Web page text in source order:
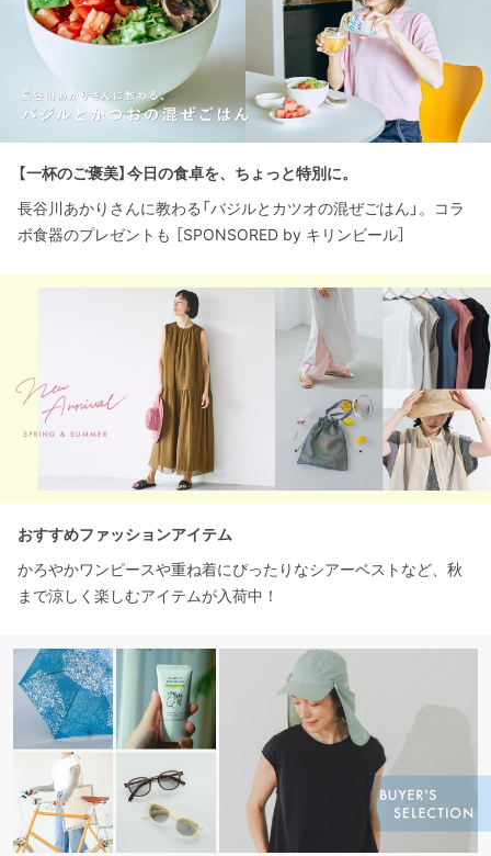
【一杯のご褒美】今日の食卓を、ちょっと特別に。
長谷川あかりさんに教わる「バジルとカツオの混ぜごはん」。コラ
ボ食器のプレゼントも ［SPONSORED by キリンビール］
おすすめファッションアイテム
かろやかワンピースや重ね着にぴったりなシアーベストなど、秋
まで涼しく楽しむアイテムが入荷中！